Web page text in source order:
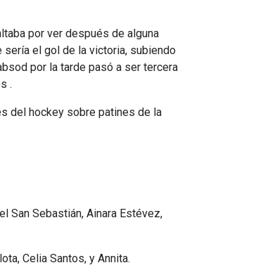
por ver después de alguna
sería el gol de la victoria, subiendo
por la tarde pasó a ser tercera
.
del hockey sobre patines de la
San Sebastián, Ainara Estévez,
Celia Santos, y Annita.